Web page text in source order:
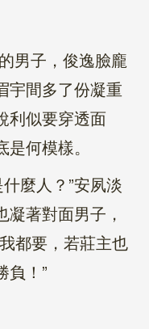
子，俊逸臉龐
宇間多了份凝重
利似要穿透面
何模樣。
麼人？”安夙淡
著對面男子，
都要，若莊主也
負！”